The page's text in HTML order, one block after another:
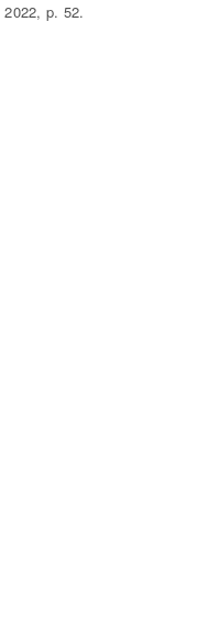
2022, p. 52.